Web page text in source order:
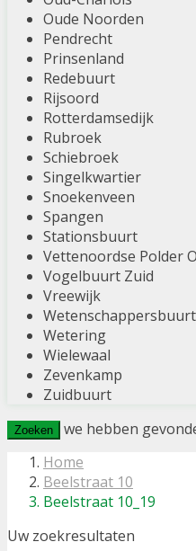
Oude Noorden
Pendrecht
Prinsenland
Redebuurt
Rijsoord
Rotterdamsedijk
Rubroek
Schiebroek
Singelkwartier
Snoekenveen
Spangen
Stationsbuurt
Vettenoordse Polder
Vogelbuurt Zuid
Vreewijk
Wetenschappersbuurt
Wetering
Wielewaal
Zevenkamp
Zuidbuurt
Zoeken we hebben
Home
Beelstraat 10
Beelstraat 10_19
Uw zoekresultaten